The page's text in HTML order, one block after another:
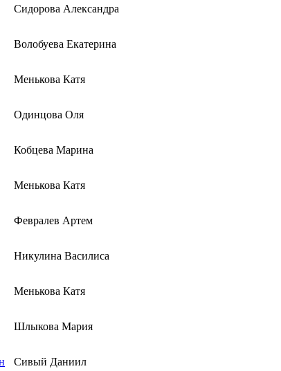
Сидорова Александра
Волобуева Екатерина
Менькова Катя
Одинцова Оля
Кобцева Марина
Менькова Катя
Февралев Артем
Никулина Василиса
Менькова Катя
Шлыкова Мария
Сивый Даниил